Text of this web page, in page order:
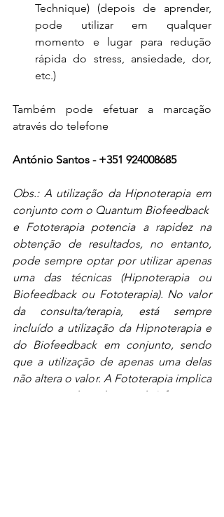
Technique) (depois de aprender,
pode utilizar em qualquer
momento e lugar para redução
rápida do stress, ansiedade, dor,
etc.)
Também pode efetuar a marcação
através do telefone
António Santos - +351 924008685
Obs.: A utilização da Hipnoterapia em
conjunto com o Quantum Biofeedback
e Fototerapia potencia a rapidez na
obtenção de resultados, no entanto,
pode sempre optar por utilizar apenas
uma das técnicas (Hipnoterapia ou
Biofeedback ou Fototerapia). No valor
da consulta/terapia, está sempre
incluído a utilização da Hipnoterapia e
do Biofeedback em conjunto, sendo
que a utilização de apenas uma delas
não altera o valor. A Fototerapia implica
a aquisição dos adesivos da Lifewave.